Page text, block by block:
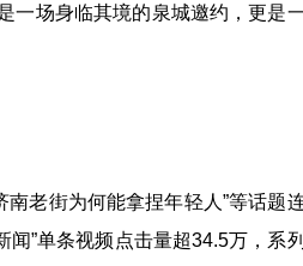
一场身临其境的泉城邀约，更是
老街为何能拿捏年轻人”等话题
”单条视频点击量超34.5万，系